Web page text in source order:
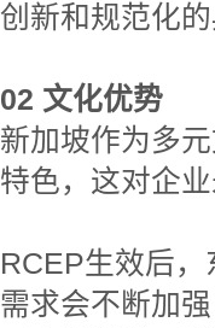
创新和规范化
02 文化优势
新加坡作为多
特色，这对企
RCEP生效后
需求会不断加